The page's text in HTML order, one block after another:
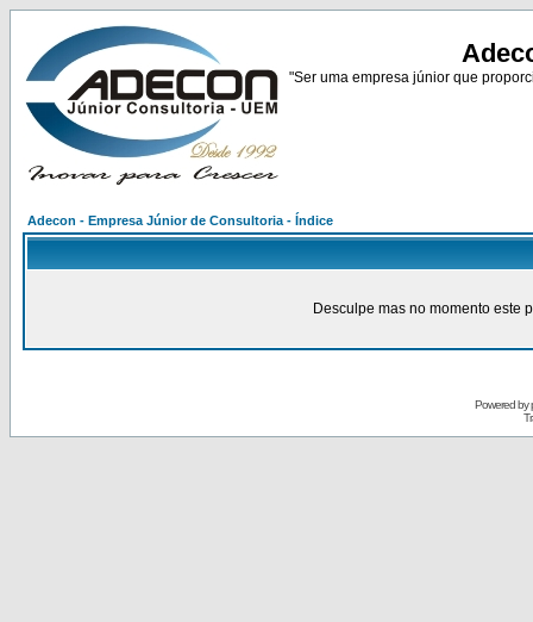
"Ser uma empresa júnior que
Adecon - Empresa Júnior de Consultoria - Índice
Desculpe mas no momento este
Powered by